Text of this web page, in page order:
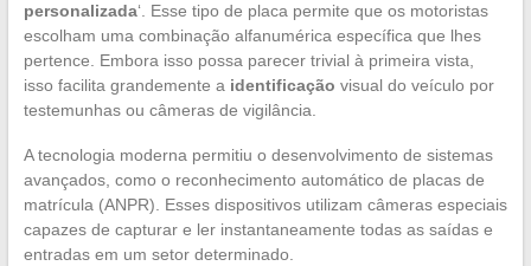
personalizada‘. Esse tipo de placa permite que os motoristas
escolham uma combinação alfanumérica específica que lhes
pertence. Embora isso possa parecer trivial à primeira vista,
isso facilita grandemente a identificação visual do veículo por
testemunhas ou câmeras de vigilância.
A tecnologia moderna permitiu o desenvolvimento de sistemas
avançados, como o reconhecimento automático de placas de
matrícula (ANPR). Esses dispositivos utilizam câmeras especiais
capazes de capturar e ler instantaneamente todas as saídas e
entradas em um setor determinado.